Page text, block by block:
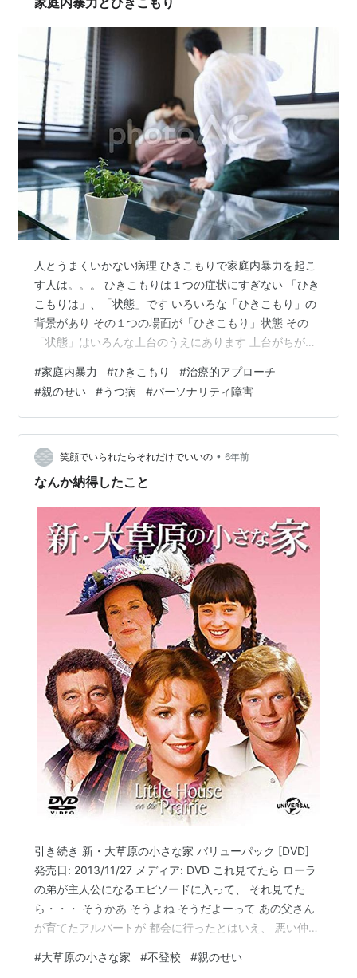
人とうまくいかない病理 ひきこもりで家庭内暴力を起こ
す人は。。。 ひきこもりは１つの症状にすぎない 「ひき
こもりは」、「状態」です いろいろな「ひきこもり」の
背景があり その１つの場面が「ひきこもり」状態 その
「状態」はいろんな土台のうえにあります 土台がちがう
くむ「状態」の場合 けっこうな確率である病態にありま
す DVがあると ひきこもりの状態をどうするか よりも ど
うしたらDVが起こらないか に家族の意識がもっていかれ
ちゃう ひきこもりよりDVがモンダイになっちゃう ひき
こもりをどうするか DVをどうするか ではなく、DVをこ
わがって…
#家庭内暴力 #ひきこもり #治療的アプローチ
#親のせい #うつ病 #パーソナリティ障害
笑顔でいられたらそれだけでいいの • 6年前
なんか納得したこと
引き続き 新・大草原の小さな家 バリューパック [DVD]
発売日: 2013/11/27 メディア: DVD これ見てたら ローラ
の弟が主人公になるエピソードに入って、 それ見てた
ら・・・ そうかあ そうよね そうだよーって あの父さん
が育てたアルバートが 都会に行ったとはいえ、 悪い仲間
でに。 チャールズの息子でさえそうなんだもの。 わたし
#大草原の小さな家 #不登校 #親のせい